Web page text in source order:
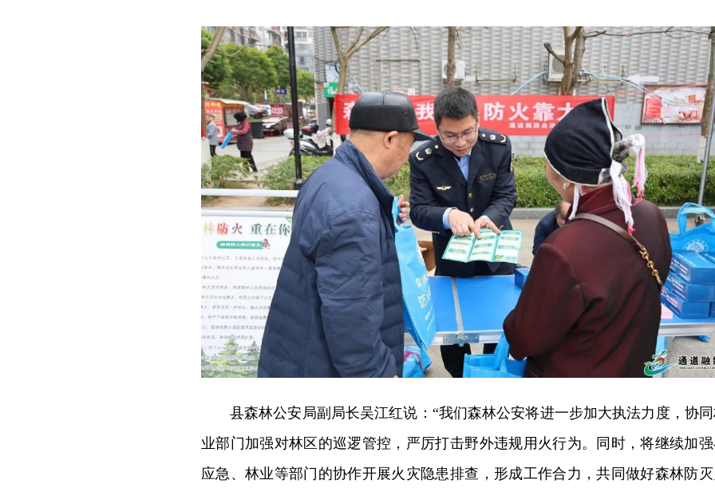
县森林公安局副局长吴江红说：“我们森林公安将进一步加大执法力度，协
业部门加强对林区的巡逻管控，严厉打击野外违规用火行为。同时，将继续加
应急、林业等部门的协作开展火灾隐患排查，形成工作合力，共同做好森林防